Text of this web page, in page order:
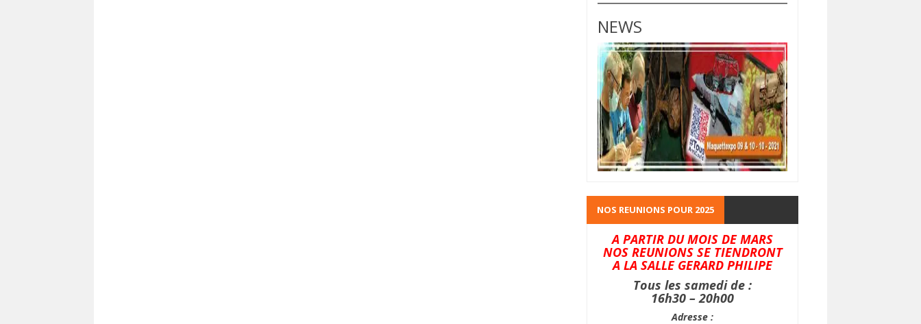
NEWS
NOS REUNIONS POUR 2025
A PARTIR DU MOIS DE MARS
NOS REUNIONS SE TIENDRONT
A LA SALLE GERARD PHILIPE
Tous les samedi de :
16h30 – 20h00
Adresse :